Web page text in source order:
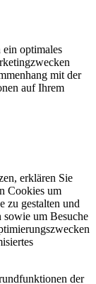
optimales
mit der
auf Ihrem
erklären Sie
Cookies um
zu gestalten und
sowie um Besuche
der